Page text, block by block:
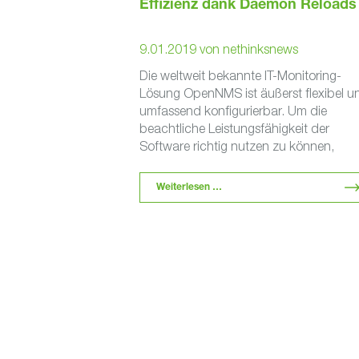
Effizienz dank Daemon Reloads
9.01.2019 von nethinksnews
Die weltweit bekannte IT-Monitoring-
Lösung OpenNMS ist äußerst flexibel
umfassend konfigurierbar. Um die
beachtliche Leistungsfähigkeit der
Software richtig nutzen zu können,
OpenNMS-spezifischem Fachwissen. …
Weiterlesen …